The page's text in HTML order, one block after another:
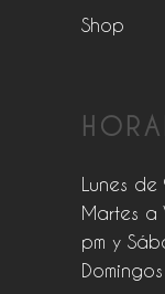
Shop
Lunes
Martes a
pm y